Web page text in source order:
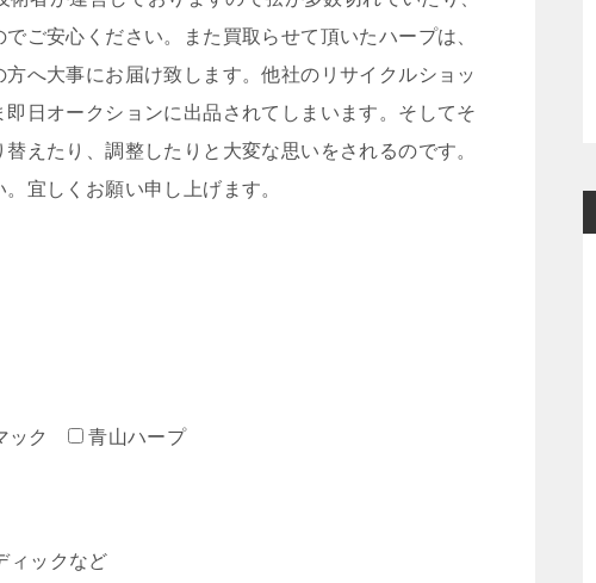
ご安心ください。また買取らせて頂いたハープは、
へ大事にお届け致します。他社のリサイクルショッ
日オークションに出品されてしまいます。そしてそ
えたり、調整したりと大変な思いをされるのです。
宜しくお願い申し上げます。
ック 青山ハープ
ィックなど